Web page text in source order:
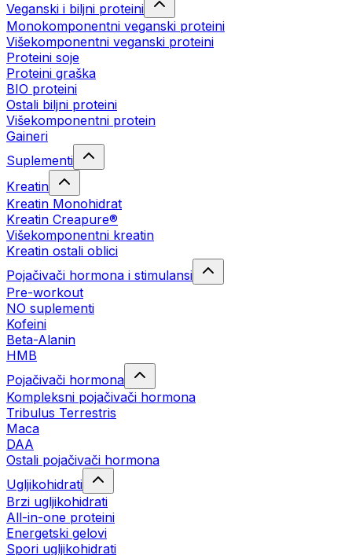
Veganski i biljni proteini
Monokomponentni veganski proteini
Višekomponentni veganski proteini
Proteini soje
Proteini graška
BIO proteini
Ostali biljni proteini
Višekomponentni protein
Gaineri
Suplementi
Kreatin
Kreatin Monohidrat
Kreatin Creapure®
Višekomponentni kreatin
Kreatin ostali oblici
Pojačivači hormona i stimulansi
Pre-workout
NO suplementi
Kofeini
Beta-Alanin
HMB
Pojačivači hormona
Kompleksni pojačivači hormona
Tribulus Terrestris
Maca
DAA
Ostali pojačivači hormona
Ugljikohidrati
Brzi ugljikohidrati
All-in-one proteini
Energetski gelovi
Spori ugljikohidrati